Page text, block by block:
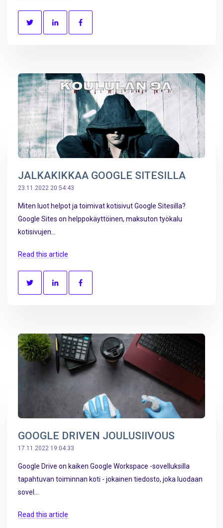
JALKAKIKKAA GOOGLE SITESILLA
23.11.2022 20:54:43
Miten luot helpot ja toimivat kotisivut Google Sitesilla?
Google Sites on helppokäyttöinen, maksuton työkalu
kotisivujen...
Read this article
GOOGLE DRIVEN JOULUSIIVOUS
17.11.2022 19:04:33
Google Drive on kaiken Google Workspace -sovelluksilla
tapahtuvan toiminnan koti - jokainen tiedosto, joka luodaan
sovel...
Read this article